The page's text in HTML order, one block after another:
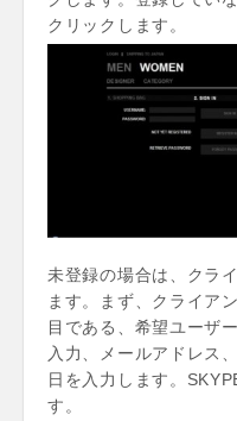
クリックします。
未登録の場合は、クラ
ます。まず、クライア
目である、希望ユーザ
入力、メールアドレス
日を入力します。
す。